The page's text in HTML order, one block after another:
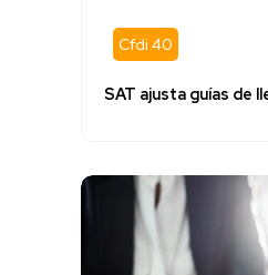
Cfdi 40
SAT ajusta guías de